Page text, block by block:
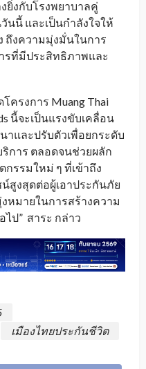
ยิ่งกับโรงพยาบาลคู่
นี้ และเป็นกำลังใจให้
งความมุ่งมั่นในการ
รที่มีประสิทธิภาพและ
ครงการ Muang Thai
นี้จะเป็นแรงขับเคลื่อน
และปรับตัวเพื่อยกระดับ
การ ตลอดจนช่วยผลัก
รรมใหม่ ๆ ที่เข้าถึง
สูงสุดต่อผู้เอาประกันภัย
หมายในการสร้างความ
ป” สาระ กล่าว
เมืองไทยประกันชีวิต